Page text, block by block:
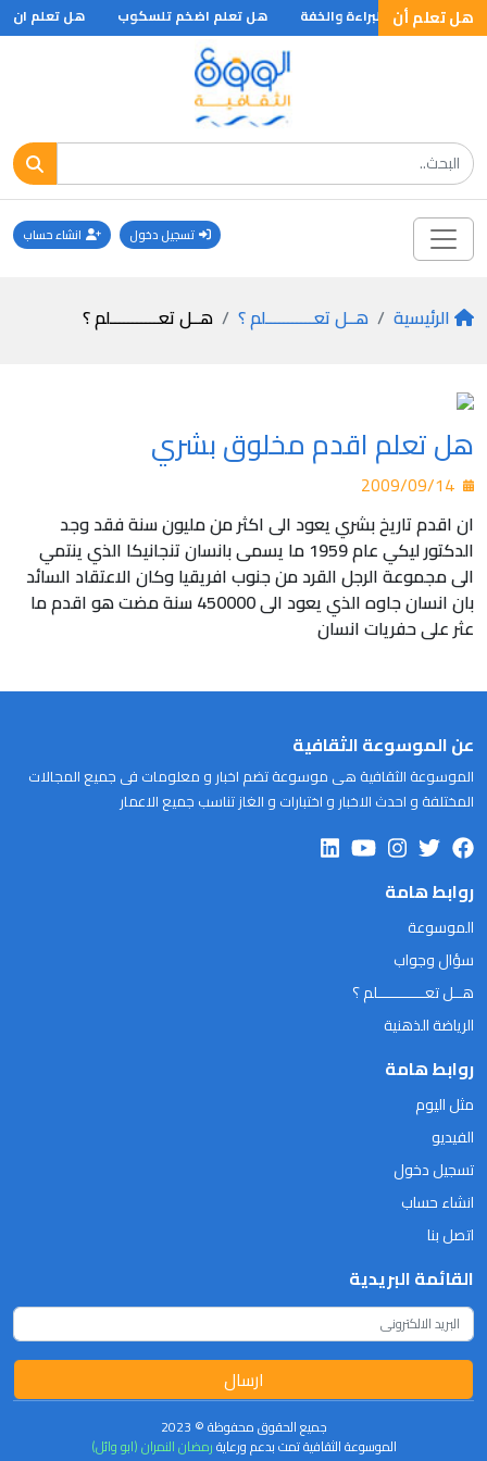
هل تعلم أن
والعفة والبراءة والخفة هل تعلم اضخم تلسكوب هل تعلم ان جورج
تسجيل دخول انشاء حساب
الرئيسية هــل تعـــــــــــلم ؟ هــل تعـــــــــــلم ؟
هل تعلم اقدم مخلوق بشري
ان اقدم تاريخ بشري يعود الى اكثر من مليون سنة فقد وجد
الدكتور ليكي عام 1959 ما يسمى بانسان تنجانيكا الذي ينتمي
الى مجموعة الرجل القرد من جنوب افريقيا وكان الاعتقاد السائد
بان انسان جاوه الذي يعود الى 450000 سنة مضت هو اقدم ما
عثر على حفريات انسان
عن الموسوعة الثقافية
الموسوعة الثقافية هى موسوعة تضم اخبار و معلومات فى جميع المجالات
المختلفة و احدث الاخبار و اختبارات و الغاز تناسب جميع الاعمار
روابط هامة
الموسوعة
سؤال وجواب
هــل تعـــــــــــلم ؟
الرياضة الذهنية
روابط هامة
مثل اليوم
الفيديو
تسجيل دخول
انشاء حساب
اتصل بنا
القائمة البريدية
ارسال
جميع الحقوق محفوظة © 2023
الموسوعة الثقافية تمت بدعم ورعايةرمضان النمران (ابو وائل)